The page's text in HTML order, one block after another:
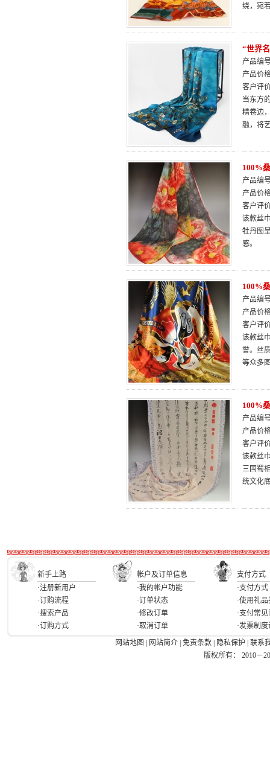
绕，宛
“世界
产品编
产品价
客户评
当东方
精卷边
融，将
100%
产品编
产品价
客户评
该款丝
牡丹图
感。
100%
产品编
产品价
客户评
该款丝
誉。丝
等众多
100%
产品编
产品价
客户评
该款丝
三国蜀
统文化
新手上路 帐户及订单信息
支付方式
·注册新用户
·订购流程
·搜索产品
·订购方式
·我的帐户功能
·订单状态
·修改订单
·取消订单
·支付方式
·使用礼品
·支付常
·发票制
网站地图
网站简介 免责条款 隐私保护
联系
版权所有： 2010－